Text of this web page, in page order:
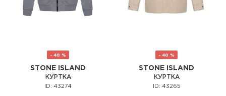
- 40 %
STONE ISLAND
КУРТКА
ID: 43274
- 40 %
STONE ISLAND
КУРТКА
ID: 43265